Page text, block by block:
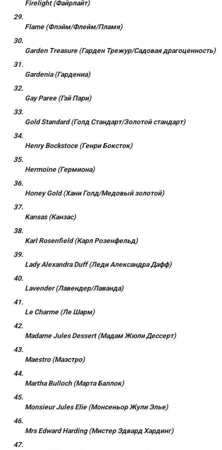
Firelight (Файрлайт)
Flame (Флэйм/Флейм/Пламя)
Garden Treasure (Гарден Трежур/Садовая драгоценность)
Gardenia (Гардениа)
Gay Paree (Гэй Пари)
Gold Standard (Голд Стандарт/Золотой стандарт)
Henry Bockstoce (Генри Боксток)
Hermoine (Гермиона)
Honey Gold (Хани Голд/Медовый золотой)
Kansas (Канзас)
Karl Rosenfield (Карл Розенфельд)
Lady Alexandra Duff (Леди Александра Дафф)
Lavender (Лавендер/Лаванда)
Le Charme (Ле Шарм)
Madame Jules Dessert (Мадам Жюли Дессерт)
Maestro (Маэстро)
Martha Bulloch (Марта Баллок)
Monsieur Jules Elie (Монсеньор Жули Элье)
Mrs Edward Harding (Мистер Эдвард Хардинг)